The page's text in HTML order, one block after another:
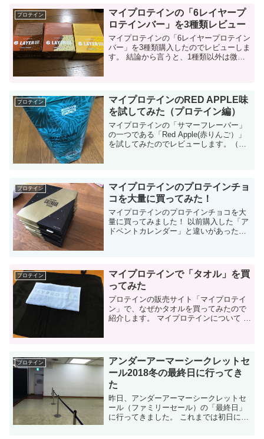
プロテイン
マイプロテインの「6レイヤープ
ロテインバー」を3種類レビュー
マイプロテインの「6レイヤープロテイン
バー」を3種類購入したのでレビューしま
す。 結論から言うと、1種類以外は微妙
プロテイン
マイプロテインのRED APPLE味
を試してみた（プロテイン編）
マイプロテインの「サマーフレーバー」
の一つである「Red Apple(赤りんご）」
を試してみたのでレビューします。（プ
ーバ...
プロテイン
マイプロテインのプロテインチョ
コを大量に買ってみた！
マイプロテインのプロテインチョコを大
量に買ってみました！ 以前購入した「ア
ドベントカレンダー」と違いがあったの
プロテイン
マイプロテインで「タオル」を買
ってみた
プロテインの販売サイト「マイプロテイ
ン」で、なぜかタオルを買ってみたので
紹介します。 マイプロテインについて 激
プロテイン
アンダーアーマーシークレットセ
ール2018冬の最終日に行ってき
た
昨日、アンダーアーマーシークレットセ
ール（ファミリーセール）の「最終日」
に行ってきました。 これまでは初日に行